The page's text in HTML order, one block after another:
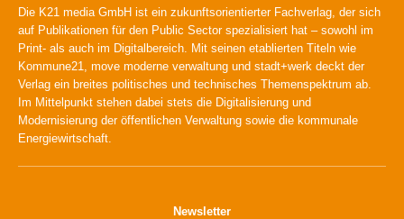
Die K21 media GmbH ist ein zukunftsorientierter Fachverlag, der sich
auf Publikationen für den Public Sector spezialisiert hat – sowohl im
Print- als auch im Digitalbereich. Mit seinen etablierten Titeln wie
Kommune21, move moderne verwaltung und stadt+werk deckt der
Verlag ein breites politisches und technisches Themenspektrum ab.
Im Mittelpunkt stehen dabei stets die Digitalisierung und
Modernisierung der öffentlichen Verwaltung sowie die kommunale
Energiewirtschaft.
Newsletter